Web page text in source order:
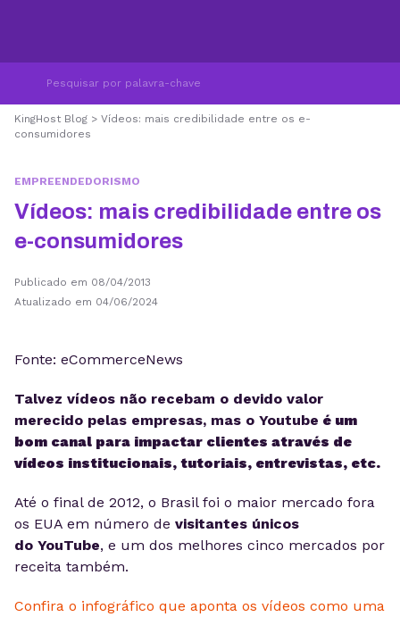
KingHost Blog > Vídeos: mais credibilidade entre os e-
consumidores
EMPREENDEDORISMO
Vídeos: mais credibilidade entre os
e-consumidores
Publicado em 08/04/2013
Atualizado em 04/06/2024
Fonte: eCommerceNews
Talvez vídeos não recebam o devido valor
merecido pelas empresas, mas o Youtube é um
bom canal para impactar clientes através de
vídeos institucionais, tutoriais, entrevistas, etc.
Até o final de 2012, o Brasil foi o maior mercado fora
os EUA em número de visitantes únicos
do YouTube, e um dos melhores cinco mercados por
receita também.
Confira o infográfico que aponta os vídeos como uma